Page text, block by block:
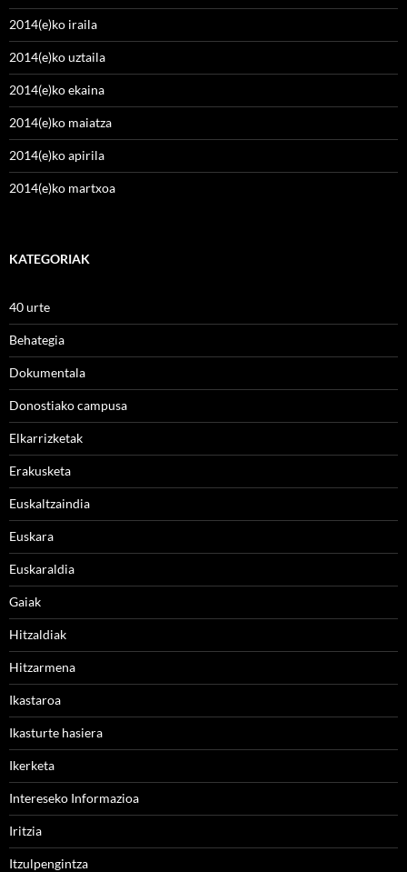
2014(e)ko iraila
2014(e)ko uztaila
2014(e)ko ekaina
2014(e)ko maiatza
2014(e)ko apirila
2014(e)ko martxoa
KATEGORIAK
40 urte
Behategia
Dokumentala
Donostiako campusa
Elkarrizketak
Erakusketa
Euskaltzaindia
Euskara
Euskaraldia
Gaiak
Hitzaldiak
Hitzarmena
Ikastaroa
Ikasturte hasiera
Ikerketa
Intereseko Informazioa
Iritzia
Itzulpengintza